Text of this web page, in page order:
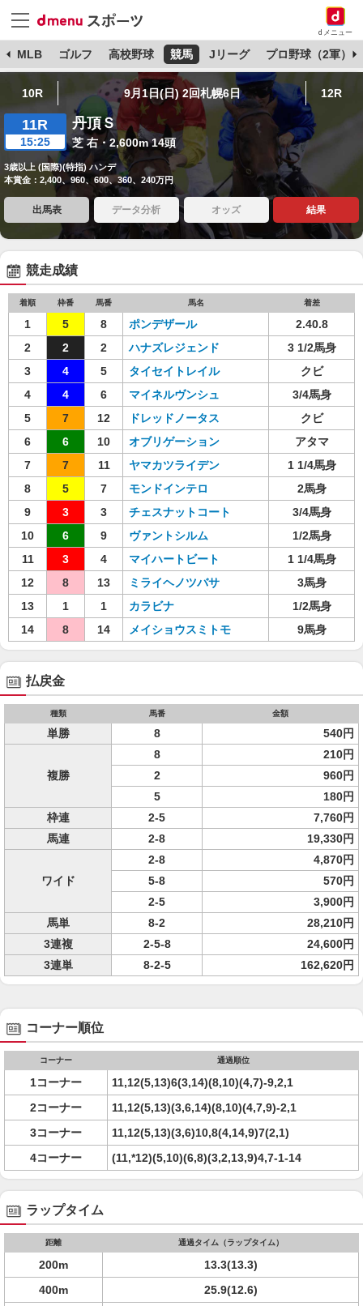
dメニュー
MLB ゴルフ 高校野球 競馬 Jリーグ プロ野球（2軍）
10R 9月1日(日) 2回札幌6日 12R
11R
15:25
丹頂Ｓ
芝 右・2,600m 14頭
3歳以上 (国際)(特指) ハンデ
本賞金：2,400、960、600、360、240万円
出馬表 データ分析 オッズ 結果
競走成績
着順 枠番 馬番 馬名 着差
1 5 8 ポンデザール
2.40.8
2
2 2 ハナズレジェンド
3 1/2馬身
3
4 5 タイセイトレイル
クビ
4
4 6 マイネルヴンシュ
3/4馬身
5
7 12 ドレッドノータス
クビ
6
6 10 オブリゲーション
アタマ
7
7 11 ヤマカツライデン
1 1/4馬身
8
5 7 モンドインテロ
2馬身
9
3 3 チェスナットコート
3/4馬身
10
6 9 ヴァントシルム
1/2馬身
11
3 4 マイハートビート
1 1/4馬身
12
8 13 ミライヘノツバサ
3馬身
13
1 1 カラビナ
1/2馬身
14
8 14 メイショウスミトモ 9馬身
払戻金
種類 馬番 金額
単勝 8 540円
複勝
8
210円
2
960円
5
180円
枠連
2-5
7,760円
馬連
2-8 19,330円
ワイド
2-8
4,870円
5-8
570円
2-5
3,900円
馬単
8-2
28,210円
3連複
2-5-8
24,600円
3連単
8-2-5 162,620円
コーナー順位
コーナー 通過順位
1コーナー
11,12(5,13)6(3,14)(8,10)(4,7)-9,2,1
2コーナー
11,12(5,13)(3,6,14)(8,10)(4,7,9)-2,1
3コーナー
11,12(5,13)(3,6)10,8(4,14,9)7(2,1)
4コーナー
(11,*12)(5,10)(6,8)(3,2,13,9)4,7-1-14
ラップタイム
距離 通過タイム（ラップタイム）
200m
13.3(13.3)
400m
25.9(12.6)